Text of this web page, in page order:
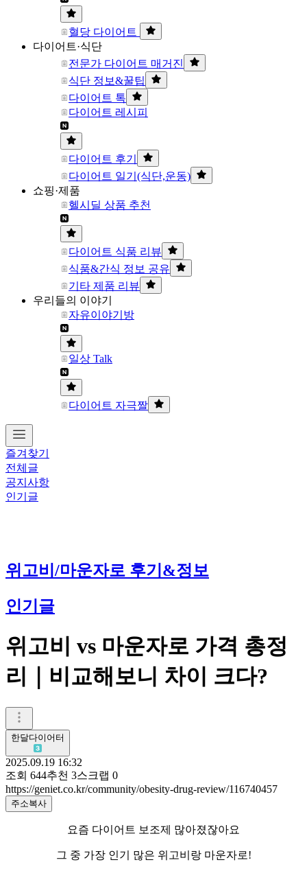
혈당 다이어트
다이어트·식단
전문가 다이어트 매거진
식단 정보&꿀팁
다이어트 톡
다이어트 레시피
다이어트 후기
다이어트 일기(식단,운동)
쇼핑·제품
헬시딜 상품 추천
다이어트 식품 리뷰
식품&간식 정보 공유
기타 제품 리뷰
우리들의 이야기
자유이야기방
일상 Talk
다이어트 자극짤
즐겨찾기
전체글
공지사항
인기글
위고비/마운자로 후기&정보
인기글
위고비 vs 마운자로 가격 총정
리｜비교해보니 차이 크다?
한달다이어터
2025.09.19 16:32
조회 644추천 3스크랩 0
https://geniet.co.kr/community/obesity-drug-review/116740457
주소복사
요즘 다이어트 보조제 많아졌잖아요
그 중 가장 인기 많은 위고비랑 마운자로!